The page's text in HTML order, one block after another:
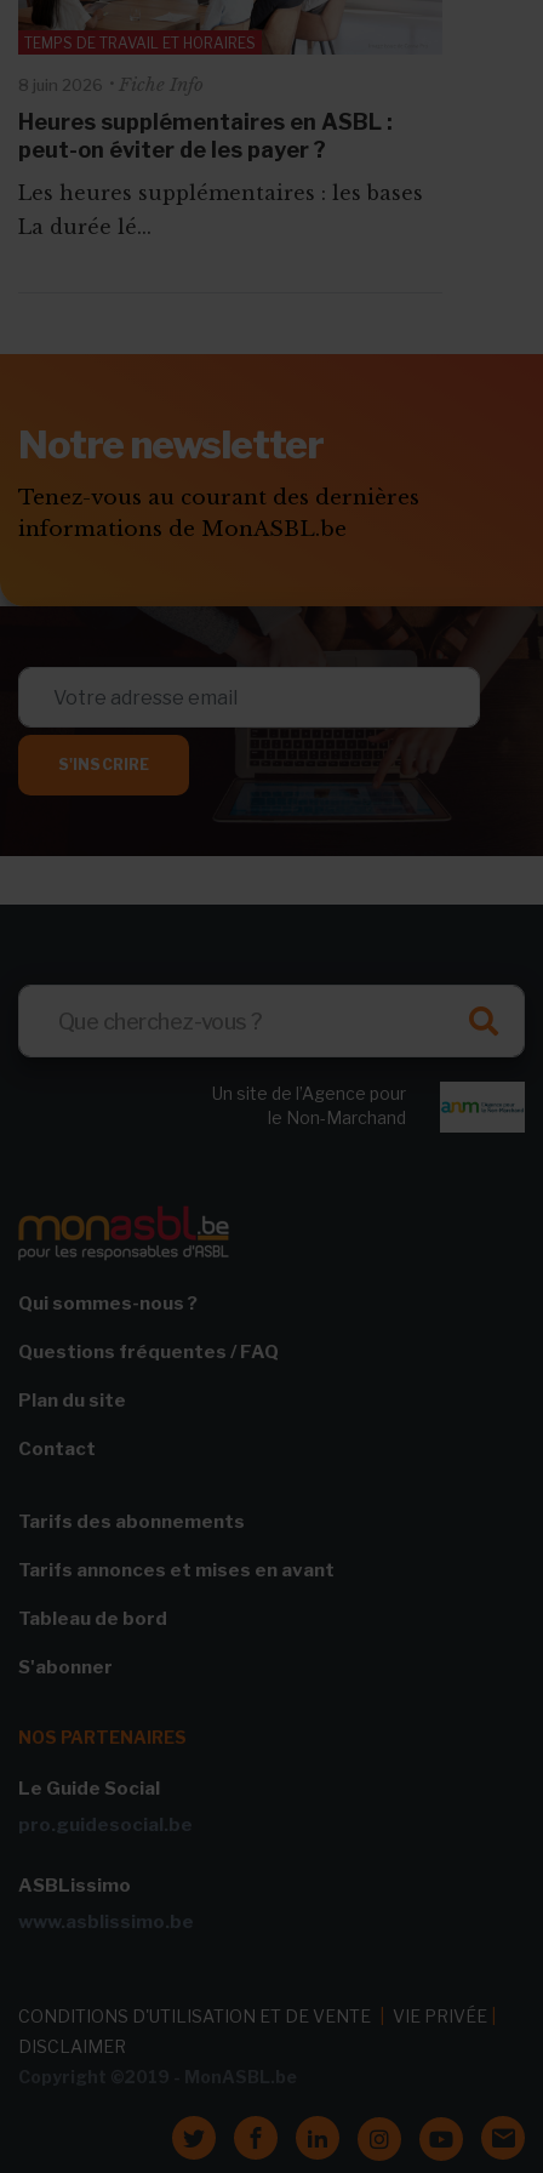
TEMPS DE TRAVAIL ET HORAIRES
8 juin 2026 Fiche Info
Heures supplémentaires en ASBL :
peut-on éviter de les payer ?
Les heures supplémentaires : les bases
La durée lé...
S'ABONNER
Notre newsletter
Tenez-vous au courant des dernières
informations de MonASBL.be
S'INSCRIRE
Un site de l’Agence pour
le Non-Marchand
Qui sommes-nous ?
Questions fréquentes / FAQ
Plan du site
Contact
Tarifs des abonnements
Tarifs annonces et mises en avant
Tableau de bord
S'abonner
NOS PARTENAIRES
Le Guide Social
pro.guidesocial.be
ASBLissimo
www.asblissimo.be
CONDITIONS D'UTILISATION ET DE VENTE VIE PRIVÉE
DISCLAIMER